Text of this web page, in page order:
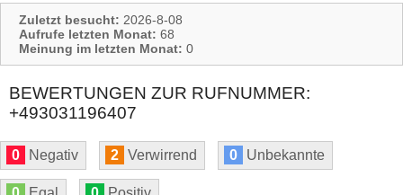
Zuletzt besucht: 2026-8-08
Aufrufe letzten Monat: 68
Meinung im letzten Monat: 0
BEWERTUNGEN ZUR RUFNUMMER:
+493031196407
0 Negativ 2 Verwirrend 0 Unbekannte